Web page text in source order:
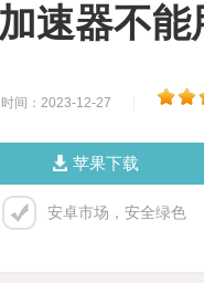
速器不能
时间：2023-12-27
苹果下载
安卓市场，安全绿色